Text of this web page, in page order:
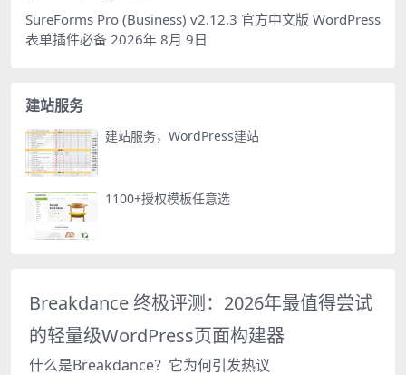
SureForms Pro (Business) v2.12.3 官方中文版 WordPress
表单插件必备 2026年 8月 9日
建站服务
建站服务，WordPress建站
1100+授权模板任意选
Breakdance 终极评测：2026年最值得尝试
的轻量级WordPress页面构建器
什么是Breakdance？它为何引发热议